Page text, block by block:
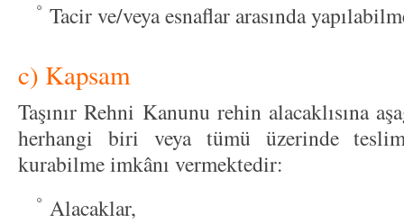
Tacir ve/veya esnaflar arasında
c) Kapsam
Taşınır Rehni Kanunu rehin alacaklısına
herhangi biri veya tümü üzerinde
kurabilme imkânı vermektedir:
Alacaklar,